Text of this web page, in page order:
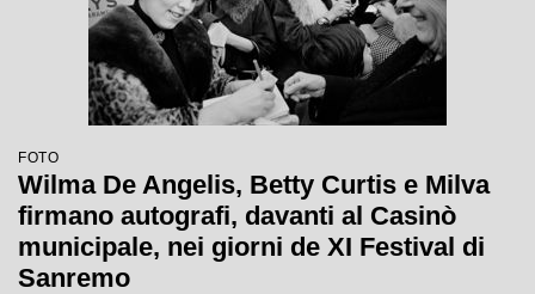
FOTO
Wilma De Angelis, Betty Curtis e Milva
firmano autografi, davanti al Casinò
municipale, nei giorni de XI Festival di
Sanremo